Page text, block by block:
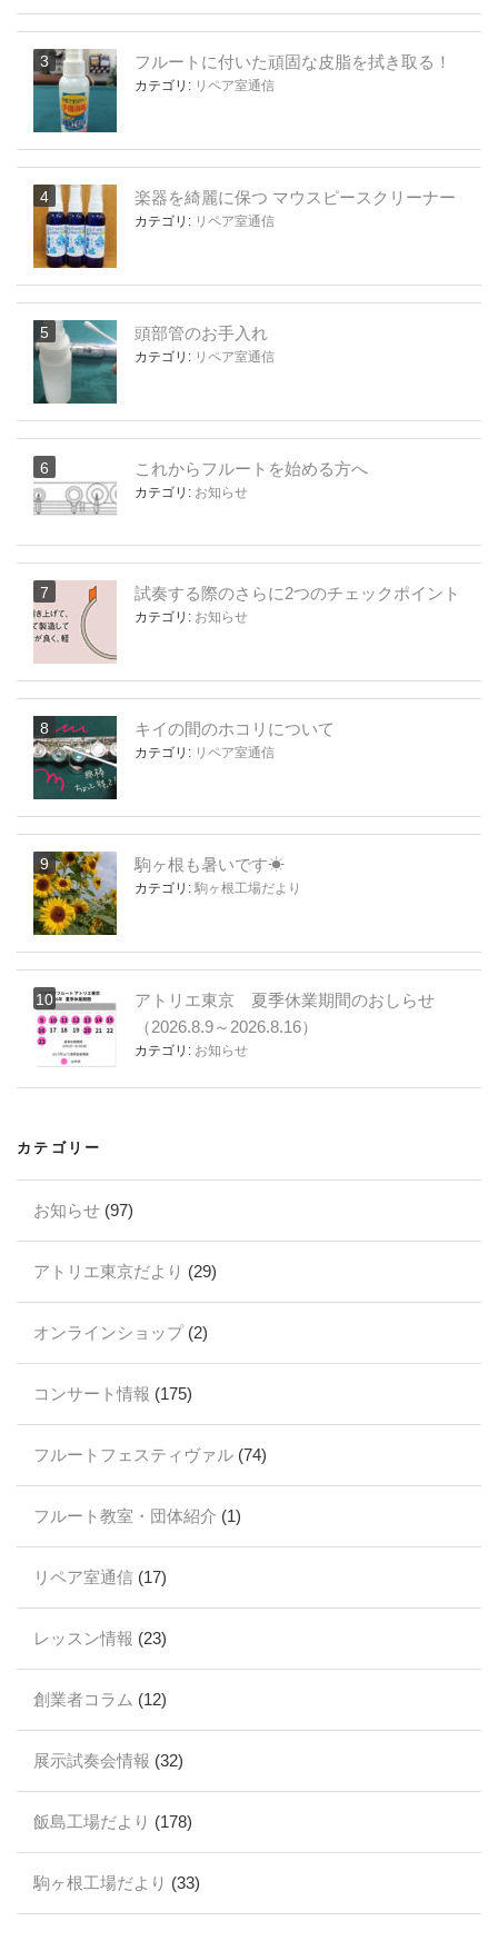
フルートに付いた頑固な皮脂を拭き取る！
カテゴリ: リペア室通信
楽器を綺麗に保つ マウスピースクリーナー
カテゴリ: リペア室通信
頭部管のお手入れ
カテゴリ: リペア室通信
これからフルートを始める方へ
カテゴリ: お知らせ
試奏する際のさらに2つのチェックポイント
カテゴリ: お知らせ
キイの間のホコリについて
カテゴリ: リペア室通信
駒ヶ根も暑いです☀
カテゴリ: 駒ヶ根工場だより
アトリエ東京 夏季休業期間のおしらせ
（2026.8.9～2026.8.16）
カテゴリ: お知らせ
カテゴリー
お知らせ (97)
アトリエ東京だより (29)
オンラインショップ(2)
コンサート情報 (175)
フルートフェスティヴァル (74)
フルート教室・団体紹介 (1)
リペア室通信 (17)
レッスン情報 (23)
創業者コラム (12)
展示試奏会情報 (32)
飯島工場だより (178)
駒ヶ根工場だより (33)